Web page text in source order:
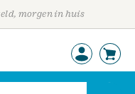
morgen in huis